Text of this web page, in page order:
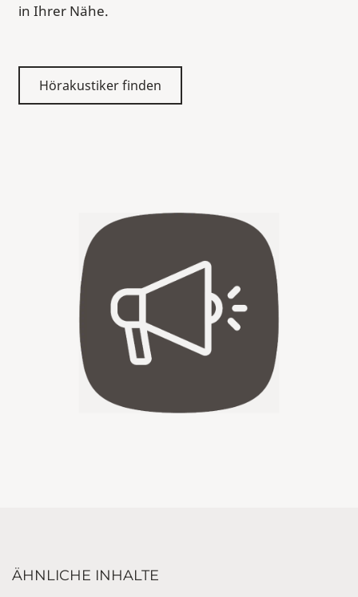
in Ihrer Nähe.
Hörakustiker finden
ÄHNLICHE INHALTE